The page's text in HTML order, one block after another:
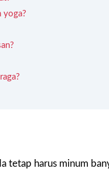
yoga?
tetap harus minum